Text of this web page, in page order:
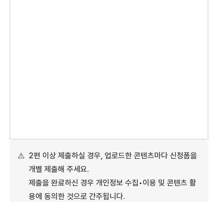
⚠️ 2편 이상 제출하실 경우, 업로드한 콘텐츠마다 신청폼을
개별 제출해 주세요.
제출을 완료하신 경우 개인정보 수집•이용 및 콘텐츠 활
용에 동의한 것으로 간주됩니다.